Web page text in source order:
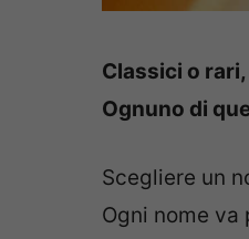
Classici o
Ognuno di
Scegliere un
Ogni nome